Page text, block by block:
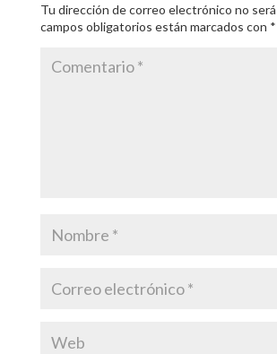
Tu dirección de correo electrónico no
campos obligatorios están marcados con *